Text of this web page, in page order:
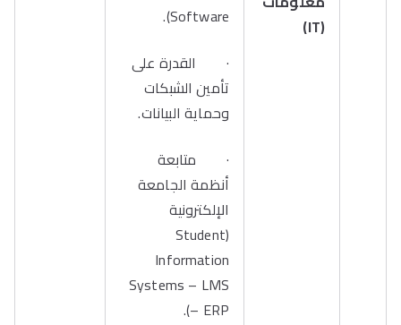
(
IT
)
Software).
· القدرة على
تأمين الشبكات
وحماية البيانات.
· متابعة
أنظمة الجامعة
الإلكترونية
(Student
Information
Systems – LMS
– ERP).